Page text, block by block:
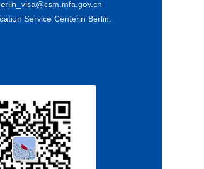
Service Centerin Berlin.